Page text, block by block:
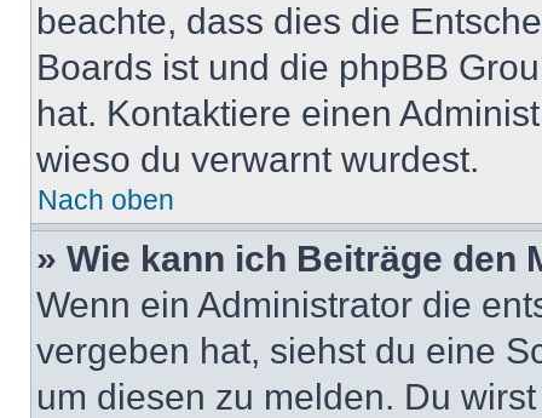
beachte, dass dies die
Boards ist und die phpBB
hat. Kontaktiere einen
wieso du verwarnt wurdest.
Nach oben
» Wie kann ich Beiträge den
Wenn ein Administrator die
vergeben hat, siehst du eine
um diesen zu melden. Du